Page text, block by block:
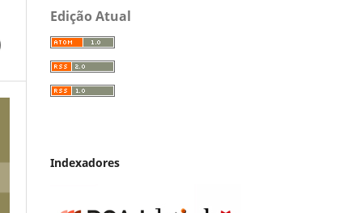
Edição Atual
Indexadores